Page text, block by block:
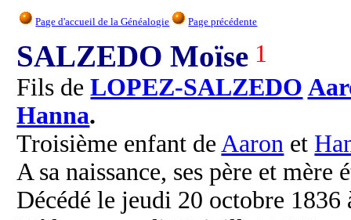
Page d'accueil de la Généalogie Page précédente
SALZEDO Moïse 1
Fils deLOPEZ-SALZEDO
Hanna.
Troisième enfant deAaron et
A sa naissance, ses père et mère
Décédé le jeudi 20 octobre 1836